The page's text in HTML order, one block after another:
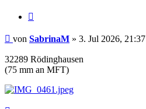
Beitrag
von SabrinaM » 3. Jul 2026, 21:37
32289 Rödinghausen
(75 mm an MFT)